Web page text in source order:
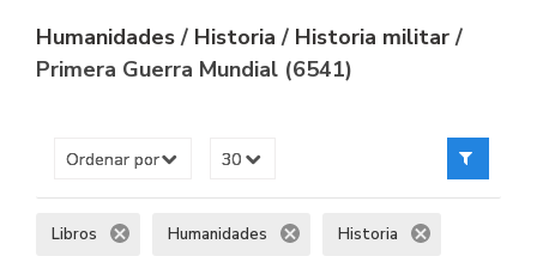
Humanidades/ Historia/ Historia militar/
Primera Guerra Mundial (6541)
Libros Humanidades Historia